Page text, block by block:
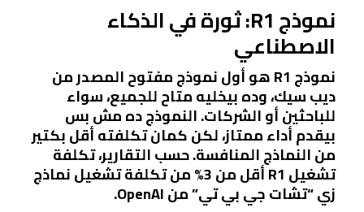
نموذج R1: ثورة في الذكاء
الاصطناعي
نموذج R1 هو أول نموذج مفتوح المصدر من
ديب سيك، وده بيخليه متاح للجميع، سواء
للباحثين أو الشركات. النموذج ده مش بس
بيقدم أداء ممتاز، لكن كمان تكلفته أقل بكتير
من النماذج المنافسة. حسب التقارير، تكلفة
تشغيل R1 أقل من 3% من تكلفة تشغيل نماذج
زي “تشات جي بي تي” من OpenAI.